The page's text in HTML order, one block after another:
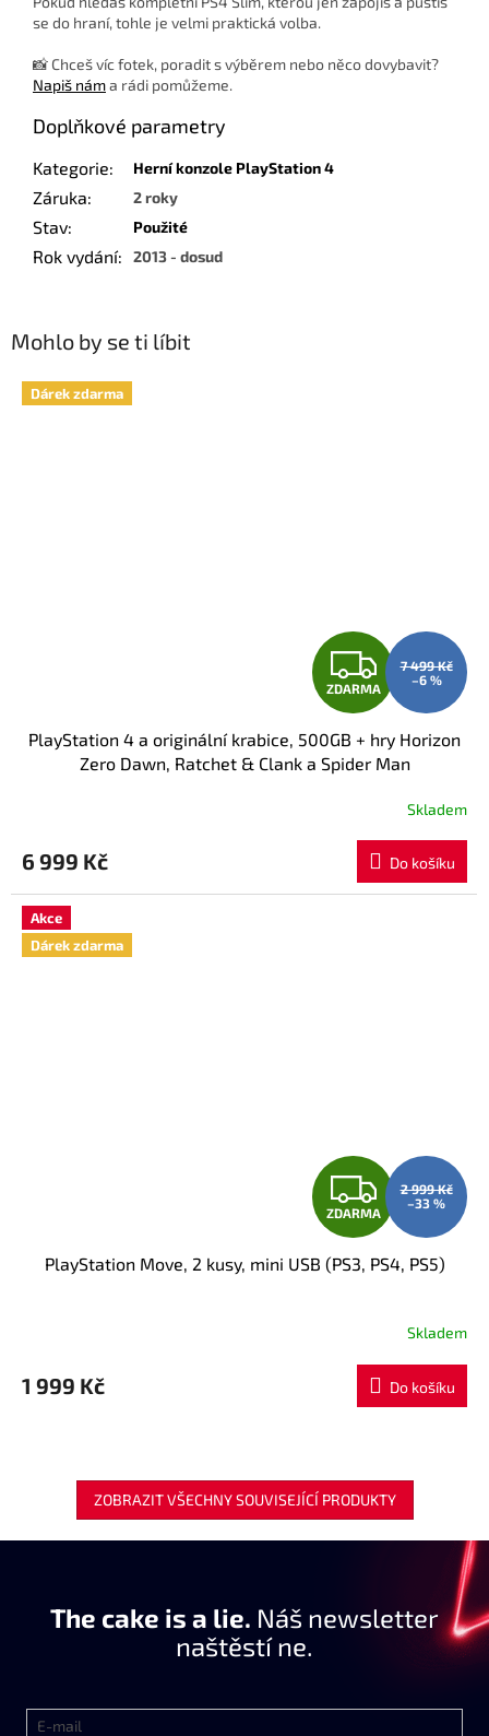
Mohlo by se ti líbit
Dárek zdarma
Z
D
A
M
A
ZDARMA
7 499 Kč
–6 %
PlayStation 4 a originální krabice, 500GB + hry Horizon
Zero Dawn, Ratchet & Clank a Spider Man
Skladem
6 999 Kč Do košíku
Akce
Dárek zdarma
Z
D
A
M
A
ZDARMA
2 999 Kč
–33 %
PlayStation Move, 2 kusy, mini USB (PS3, PS4, PS5)
Skladem
1 999 Kč Do košíku
ZOBRAZIT VŠECHNY SOUVISEJÍCÍ PRODUKTY
se do hraní, tohle je velmi praktická volba.
📸 Chceš víc fotek, poradit s výběrem nebo něco dovybavit?
Napiš náma rádi pomůžeme.
Doplňkové parametry
Kategorie: Herní konzole PlayStation 4
Záruka: 2 roky
Stav: Použité
Rok vydání: 2013 - dosud
The cake is a lie. Náš newsletter
naštěstí ne.
E-mail